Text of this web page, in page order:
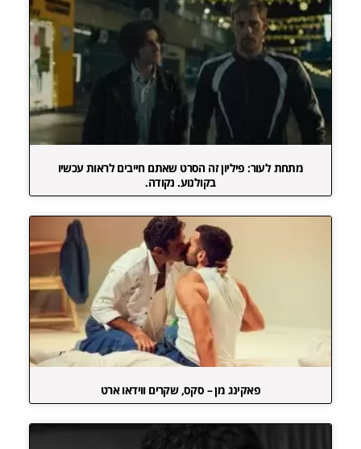
מתחת לעור: פיליון זה הסרט שאתם חייבים לראות עכשיו
בקולנוע. נקודה.
פאקינג מן – סקס, שקרים ווידאו ארט